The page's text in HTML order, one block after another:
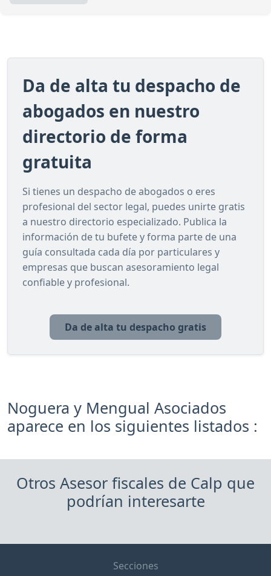
Da de alta tu despacho de
abogados en nuestro
directorio de forma
gratuita
Si tienes un despacho de abogados o eres
profesional del sector legal, puedes unirte gratis
a nuestro directorio especializado. Publica la
información de tu bufete y forma parte de una
guía consultada cada día por particulares y
empresas que buscan asesoramiento legal
confiable y profesional.
Da de alta tu despacho gratis
Noguera y Mengual Asociados
aparece en los siguientes listados :
Otros Asesor fiscales de Calp que
podrían interesarte
Secciones